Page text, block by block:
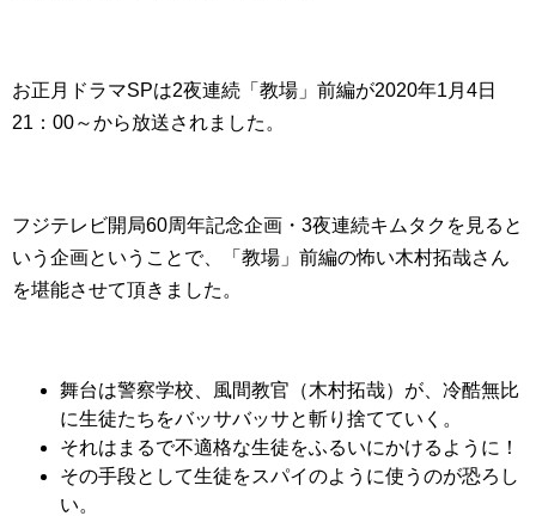
お正月ドラマSPは2夜連続「教場」前編が2020年1月4日
21：00～から放送されました。
フジテレビ開局60周年記念企画・3夜連続キムタクを見ると
いう企画ということで、「教場」前編の怖い木村拓哉さん
を堪能させて頂きました。
舞台は警察学校、風間教官（木村拓哉）が、冷酷無比
に生徒たちをバッサバッサと斬り捨てていく。
それはまるで不適格な生徒をふるいにかけるように！
その手段として生徒をスパイのように使うのが恐ろし
い。